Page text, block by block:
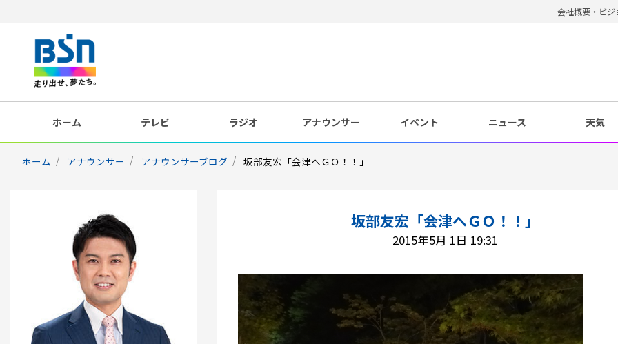
会社概要・ビジ
ホーム テレビ ラジオ アナウンサー イベント ニュース 天気
ホーム アナウンサー アナウンサーブログ 坂部友宏「会津へＧＯ！！」
坂部友宏「会津へＧＯ！！」
2015年5月 1日 19:31